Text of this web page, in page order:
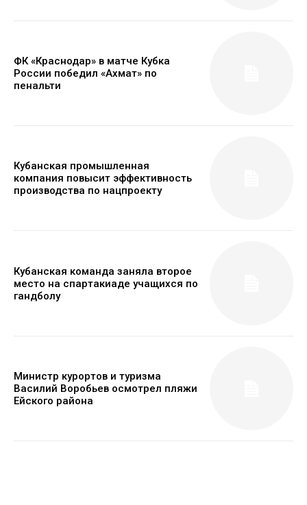
ФК «Краснодар» в матче Кубка
России победил «Ахмат» по
пенальти
Кубанская промышленная
компания повысит эффективность
производства по нацпроекту
Кубанская команда заняла второе
место на спартакиаде учащихся по
гандболу
Министр курортов и туризма
Василий Воробьев осмотрел пляжи
Ейского района